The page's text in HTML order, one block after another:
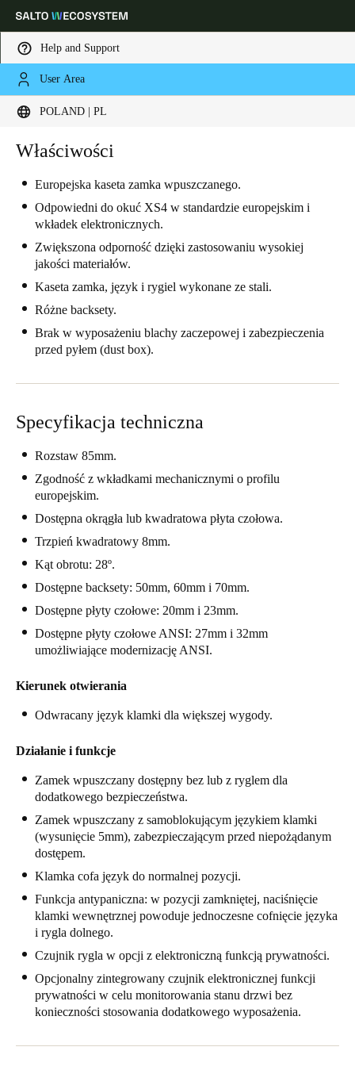
Help and Support
User Area
POLAND | PL
Choose your location and language settings
Global
Poland Polski
Germany
Deutsch
Switzerland
DeutschFrançaisItaliano
Ireland
English
France
Français
Netherlands
NederlandsEnglish
Belgium
FrançaisNederlandsEnglish
Español
Português
Italy
Russia
Russian
Poland
Polski
Čeština
DanskereEnglish
Właściwości
Europejska kaseta zamka wpuszczanego.
Odpowiedni do okuć XS4 w standardzie europejskim i
wkładek elektronicznych.
Zwiększona odporność dzięki zastosowaniu wysokiej
jakości materiałów.
Kaseta zamka, język i rygiel wykonane ze stali.
Różne backsety.
Brak w wyposażeniu blachy zaczepowej i zabezpieczenia
przed pyłem (dust box).
Specyfikacja techniczna
Rozstaw 85mm.
Zgodność z wkładkami mechanicznymi o profilu
europejskim.
Dostępna okrągła lub kwadratowa płyta czołowa.
Trzpień kwadratowy 8mm.
Kąt obrotu: 28º.
Dostępne backsety: 50mm, 60mm i 70mm.
Dostępne płyty czołowe: 20mm i 23mm.
Dostępne płyty czołowe ANSI: 27mm i 32mm
umożliwiające modernizację ANSI.
Kierunek otwierania
Odwracany język klamki dla większej wygody.
Działanie i funkcje
Zamek wpuszczany dostępny bez lub z ryglem dla
dodatkowego bezpieczeństwa.
Zamek wpuszczany z samoblokującym językiem klamki
(wysunięcie 5mm), zabezpieczającym przed niepożądanym
dostępem.
Klamka cofa język do normalnej pozycji.
Funkcja antypaniczna: w pozycji zamkniętej, naciśnięcie
klamki wewnętrznej powoduje jednoczesne cofnięcie języka
i rygla dolnego.
Czujnik rygla w opcji z elektroniczną funkcją prywatności.
Opcjonalny zintegrowany czujnik elektronicznej funkcji
prywatności w celu monitorowania stanu drzwi bez
konieczności stosowania dodatkowego wyposażenia.